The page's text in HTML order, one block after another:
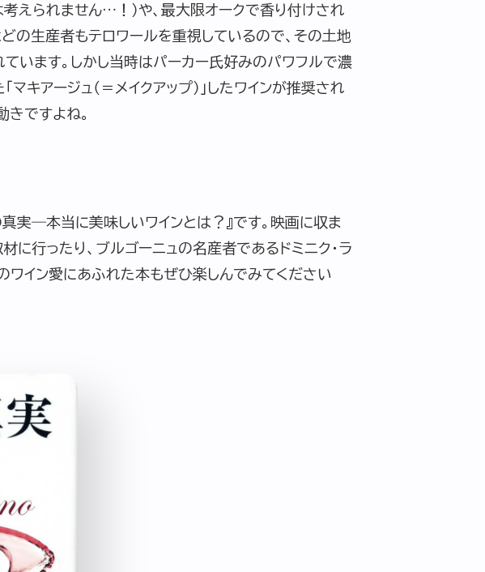
考えられません…！）や、最大限オークで香り付けされ
の生産者もテロワールを重視しているので、その土地
います。しかし当時はパーカー氏好みのパワフルで濃
アージュ（＝メイクアップ）」したワインが推奨され
きですよね。
真実―本当に美味しいワインとは？』です。映画に収ま
に行ったり、ブルゴーニュの名産者であるドミニク・ラ
ワイン愛にあふれた本もぜひ楽しんでみてください